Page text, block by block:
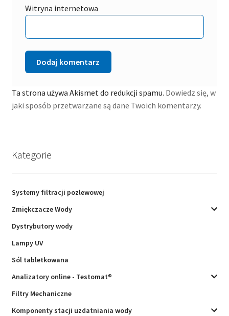
Witryna internetowa
Ta strona używa Akismet do redukcji spamu. Dowiedz się, w
jaki sposób przetwarzane są dane Twoich komentarzy.
Kategorie
Systemy filtracji pozlewowej
Zmiękczacze Wody
Dystrybutory wody
Lampy UV
Sól tabletkowana
Analizatory online - Testomat®
Filtry Mechaniczne
Komponenty stacji uzdatniania wody